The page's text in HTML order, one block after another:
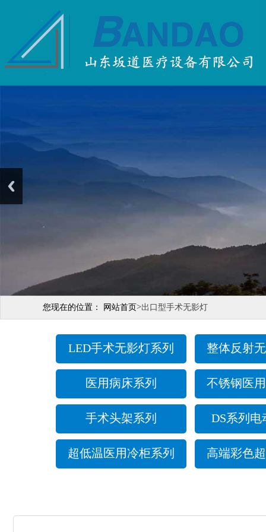
您现在的位置： 网站首页>出口型手术无影灯
LED手术无影灯系列 整体反射
医用病床系列 不锈钢医
手术头架系列 DS系列电
超低温医用冷柜系列 高端彩色